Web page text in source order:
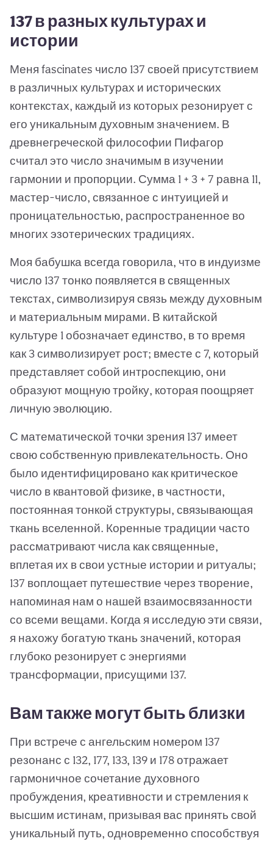
137 в разных культурах и
истории
Меня fascinates число 137 своей присутствием
в различных культурах и исторических
контекстах, каждый из которых резонирует с
его уникальным духовным значением. В
древнегреческой философии Пифагор
считал это число значимым в изучении
гармонии и пропорции. Сумма 1 + 3 + 7 равна 11,
мастер-число, связанное с интуицией и
проницательностью, распространенное во
многих эзотерических традициях.
Моя бабушка всегда говорила, что в индуизме
число 137 тонко появляется в священных
текстах, символизируя связь между духовным
и материальным мирами. В китайской
культуре 1 обозначает единство, в то время
как 3 символизирует рост; вместе с 7, который
представляет собой интроспекцию, они
образуют мощную тройку, которая поощряет
личную эволюцию.
С математической точки зрения 137 имеет
свою собственную привлекательность. Оно
было идентифицировано как критическое
число в квантовой физике, в частности,
постоянная тонкой структуры, связывающая
ткань вселенной. Коренные традиции часто
рассматривают числа как священные,
вплетая их в свои устные истории и ритуалы;
137 воплощает путешествие через творение,
напоминая нам о нашей взаимосвязанности
со всеми вещами. Когда я исследую эти связи,
я нахожу богатую ткань значений, которая
глубоко резонирует с энергиями
трансформации, присущими 137.
Вам также могут быть близки
При встрече с ангельским номером 137
резонанс с 132, 177, 133, 139 и 178 отражает
гармоничное сочетание духовного
пробуждения, креативности и стремления к
высшим истинам, призывая вас принять свой
уникальный путь, одновременно способствуя